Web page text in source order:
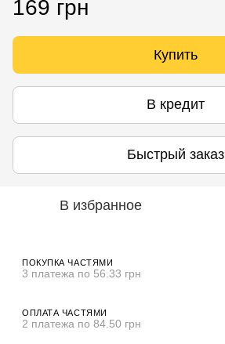
169 грн
Купить
В кредит
Быстрый заказ
В избранное
ПОКУПКА ЧАСТЯМИ
3 платежа по 56.33 грн
ОПЛАТА ЧАСТЯМИ
2 платежа по 84.50 грн